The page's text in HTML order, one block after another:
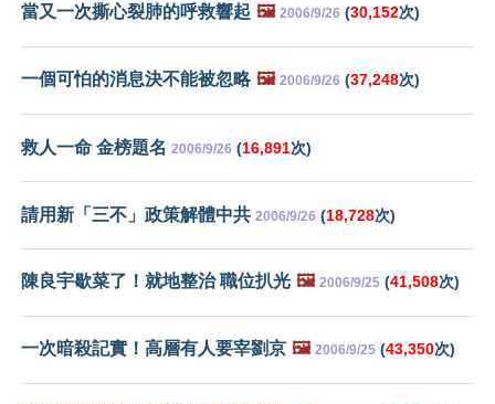
當又一次撕心裂肺的呼救響起 🖼️ 2006/9/26 (30,152次)
一個可怕的消息決不能被忽略 🖼️ 2006/9/26 (37,248次)
救人一命 金榜題名 2006/9/26 (16,891次)
請用新「三不」政策解體中共 2006/9/26 (18,728次)
陳良宇歇菜了！就地整治 職位扒光 🖼️ 2006/9/25 (41,508次)
一次暗殺記實！高層有人要宰劉京 🖼️ 2006/9/25 (43,350次)